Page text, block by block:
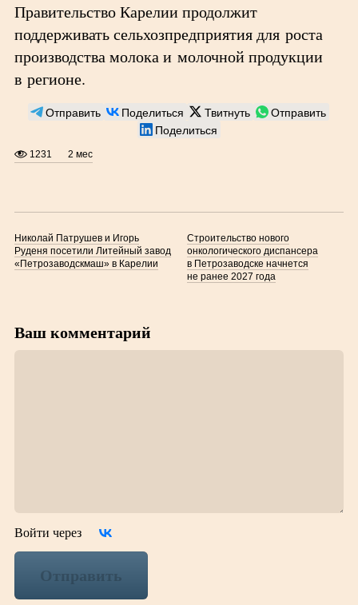
Правительство Карелии продолжит
поддерживать сельхозпредприятия для роста
производства молока и молочной продукции
в регионе.
Отправить Поделиться Твитнуть
Отправить
Поделиться
1231 2 мес
Николай Патрушев и Игорь
Руденя посетили Литейный завод
«Петрозаводскмаш» в Карелии
Строительство нового
онкологического диспансера
в Петрозаводске начнется
не ранее 2027 года
Ваш комментарий
Войти через
Отправить